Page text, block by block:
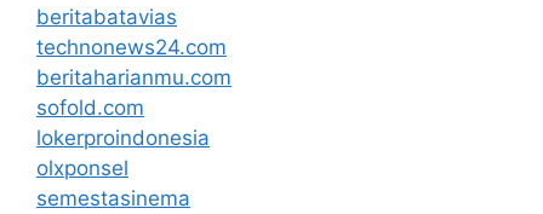
beritabatavias
technonews24.com
beritaharianmu.com
sofold.com
lokerproindonesia
olxponsel
semestasinema